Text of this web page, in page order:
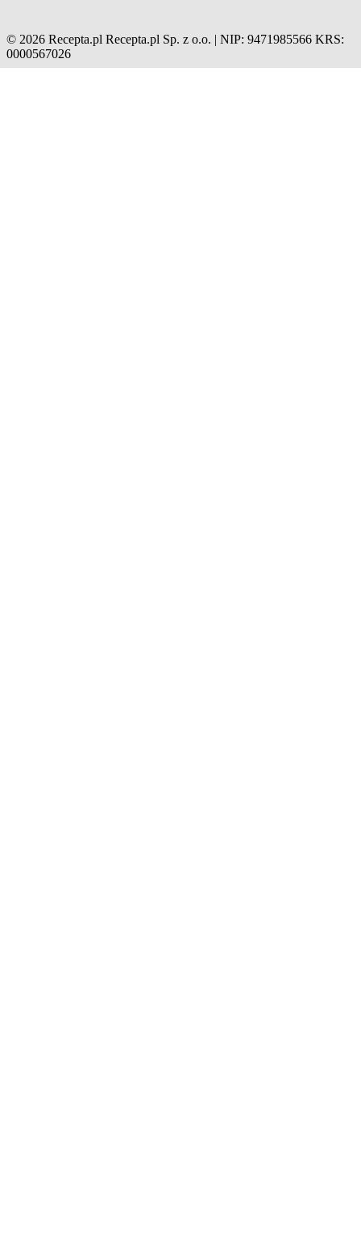
© 2026 Recepta.pl Recepta.pl Sp. z o.o. | NIP: 9471985566 KRS:
0000567026